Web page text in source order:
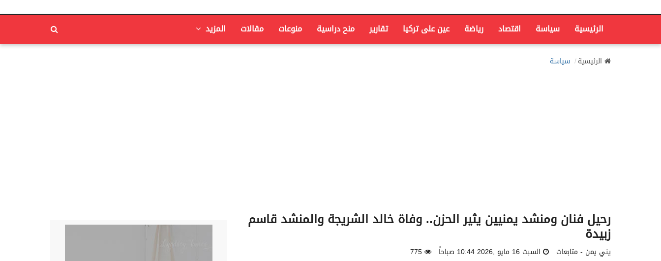
الرئيسية سياسة اقتصاد رياضة عين على تركيا تقارير منح دراسية منوعات مقالات المزيد
الرئيسية سياسة
رحيل فنان ومنشد يمنيين يثير الحزن.. وفاة خالد الشريجة والمنشد قاسم
زبيدة
يني يمن - متابعات السبت 16 مايو ,2026 10:44 صباحاً 775